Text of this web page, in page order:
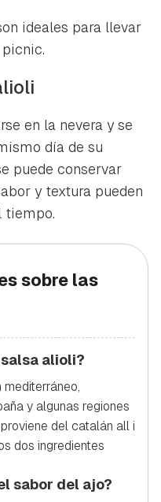
ideales para llevar
en la nevera y se
día de su
puede conservar
y textura pueden
tiempo.
sobre las
alioli?
y algunas regiones
del catalán all i
dos ingredientes
sabor del ajo?